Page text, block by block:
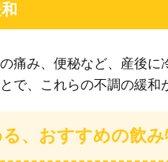
痛み、便秘など、産後
で、これらの不調の緩和
、おすすめの飲